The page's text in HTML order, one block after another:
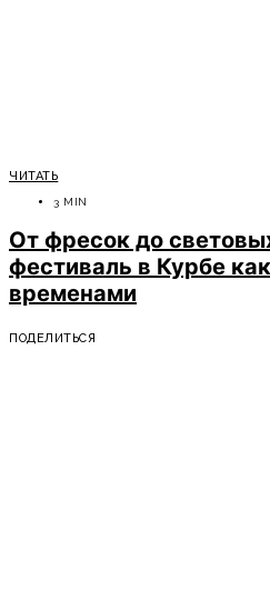
ЧИТАТЬ
3 MIN
От фресок до
фестиваль в Курбе
временами
ПОДЕЛИТЬСЯ